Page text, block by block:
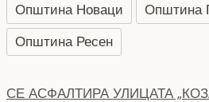
Општина Новаци
Општина
Општина Ресен